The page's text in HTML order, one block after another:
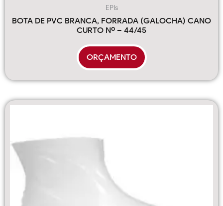
EPIs
BOTA DE PVC BRANCA, FORRADA (GALOCHA) CANO
CURTO Nº – 44/45
ORÇAMENTO